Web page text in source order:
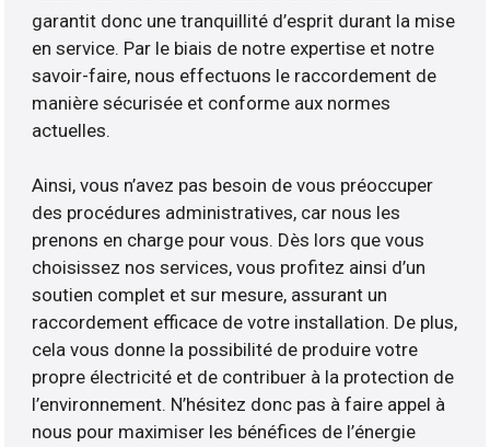
garantit donc une tranquillité d’esprit durant la mise
en service. Par le biais de notre expertise et notre
savoir-faire, nous effectuons le raccordement de
manière sécurisée et conforme aux normes
actuelles.
Ainsi, vous n’avez pas besoin de vous préoccuper
des procédures administratives, car nous les
prenons en charge pour vous. Dès lors que vous
choisissez nos services, vous profitez ainsi d’un
soutien complet et sur mesure, assurant un
raccordement efficace de votre installation. De plus,
cela vous donne la possibilité de produire votre
propre électricité et de contribuer à la protection de
l’environnement. N’hésitez donc pas à faire appel à
nous pour maximiser les bénéfices de l’énergie